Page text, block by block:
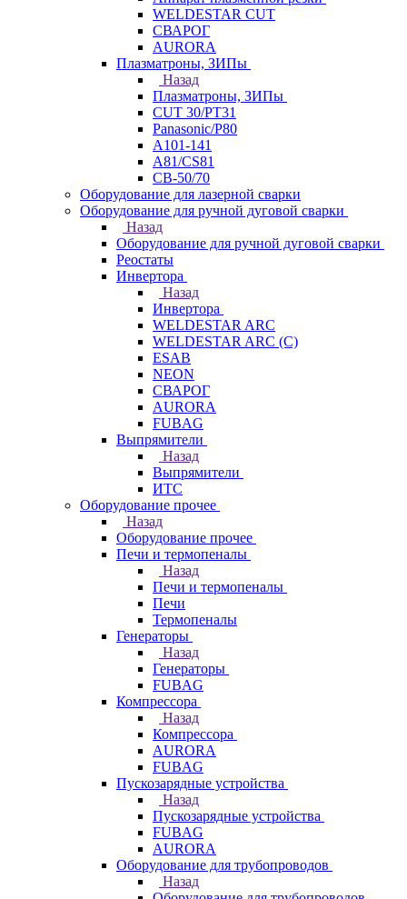
WELDESTAR CUT
СВАРОГ
AURORA
Плазматроны, ЗИПы
Назад
Плазматроны, ЗИПы
CUT 30/PT31
Panasonic/P80
А101-141
А81/CS81
СВ-50/70
Оборудование для лазерной сварки
Оборудование для ручной дуговой сварки
Назад
Оборудование для ручной дуговой сварки
Реостаты
Инвертора
Назад
Инвертора
WELDESTAR ARC
WELDESTAR ARC (С)
ESAB
NEON
СВАРОГ
AURORA
FUBAG
Выпрямители
Назад
Выпрямители
ИТС
Оборудование прочее
Назад
Оборудование прочее
Печи и термопеналы
Назад
Печи и термопеналы
Печи
Термопеналы
Генераторы
Назад
Генераторы
FUBAG
Компрессора
Назад
Компрессора
AURORA
FUBAG
Пускозарядные устройства
Назад
Пускозарядные устройства
FUBAG
AURORA
Оборудование для трубопроводов
Назад